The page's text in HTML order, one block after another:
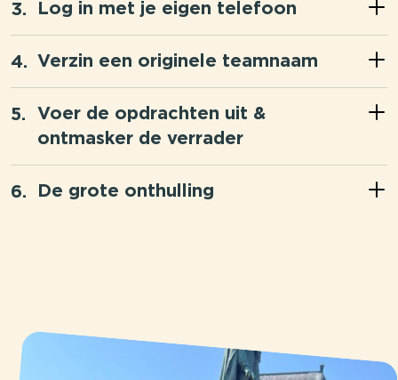
Log in met je eigen telefoon
Verzin een originele teamnaam
Voer de opdrachten uit &
ontmasker de verrader
De grote onthulling